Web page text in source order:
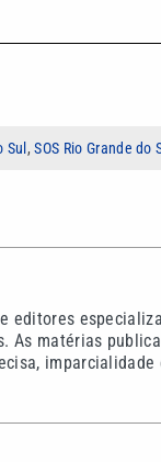
Sul ,SOS Rio Grande do
editores
As matérias
imparcialidade